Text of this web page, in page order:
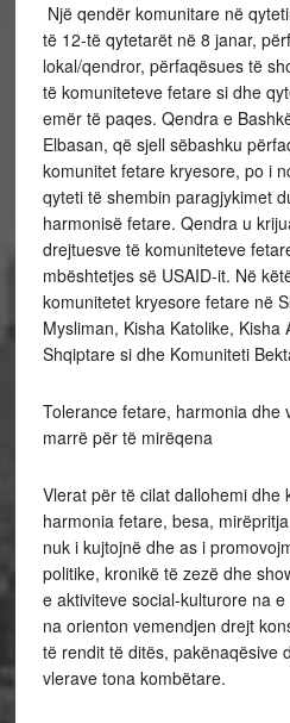
Një qendër komunitare në
të 12-të qytetarët në 8 janar,
lokal/qendror, përfaqësues të
të komuniteteve fetare si dhe
emër të paqes. Qendra e
Elbasan, që sjell sëbashku
komunitet fetare kryesore, po i
qyteti të shembin paragjykimet
harmonisë fetare. Qendra u
drejtuesve të komuniteteve
mbështetjes së USAID-it. Në
komunitetet kryesore fetare në
Mysliman, Kisha Katolike, Kisha
Shqiptare si dhe Komuniteti
Tolerance fetare, harmonia dhe
marrë për të mirëqena
Vlerat për të cilat dallohemi dhe
harmonia fetare, besa,
nuk i kujtojnë dhe as i
politike, kronikë të zezë dhe
e aktiviteve social-kulturore na
na orienton vemendjen drejt
të rendit të ditës, pakënaqësive
vlerave tona kombëtare.